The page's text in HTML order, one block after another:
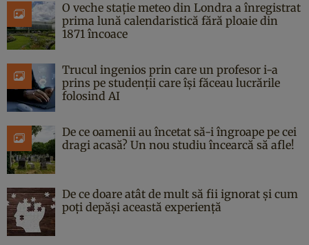
O veche stație meteo din Londra a înregistrat
prima lună calendaristică fără ploaie din
1871 încoace
Trucul ingenios prin care un profesor i-a
prins pe studenții care își făceau lucrările
folosind AI
De ce oamenii au încetat să-i îngroape pe cei
dragi acasă? Un nou studiu încearcă să afle!
De ce doare atât de mult să fii ignorat și cum
poți depăși această experiență